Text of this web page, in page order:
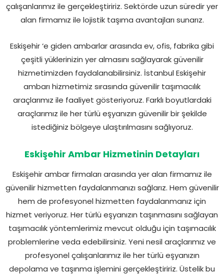
çalışanlarımız ile gerçekleştiririz. Sektörde uzun süredir yer
alan firmamız ile lojistik taşıma avantajları sunarız.
Eskişehir ‘e giden ambarlar arasında ev, ofis, fabrika gibi
çeşitli yüklerinizin yer almasını sağlayarak güvenilir
hizmetimizden faydalanabilirsiniz. İstanbul Eskişehir
ambarı hizmetimiz sırasında güvenilir taşımacılık
araçlarımız ile faaliyet gösteriyoruz. Farklı boyutlardaki
araçlarımız ile her türlü eşyanızın güvenilir bir şekilde
istediğiniz bölgeye ulaştırılmasını sağlıyoruz.
Eskişehir Ambar Hizmetinin Detayları
Eskişehir ambar firmaları arasında yer alan firmamız ile
güvenilir hizmetten faydalanmanızı sağlarız. Hem güvenilir
hem de profesyonel hizmetten faydalanmanız için
hizmet veriyoruz. Her türlü eşyanızın taşınmasını sağlayan
taşımacılık yöntemlerimiz mevcut olduğu için taşımacılık
problemlerine veda edebilirsiniz. Yeni nesil araçlarımız ve
profesyonel çalışanlarımız ile her türlü eşyanızın
depolama ve taşınma işlemini gerçekleştiririz. Üstelik bu